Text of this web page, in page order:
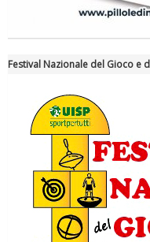
Ddl Lobby, Uisp: “Il
Festival Nazionale del Gioco e